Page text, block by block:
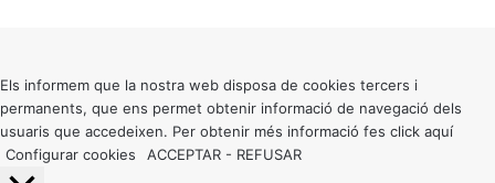
button
Els informem que la nostra web disposa de cookies tercers i
permanents, que ens permet obtenir informació de navegació dels
usuaris que accedeixen. Per obtenir més informació fes click aquí
Configurar cookies
ACCEPTAR - REFUSAR